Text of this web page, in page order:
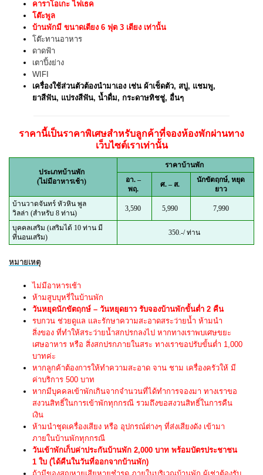
คาราโอเกะ ไฟเธค
โต๊ะพูล
บ้านพักมี ขนาดเตียง 6 ฟุต 3 เตียง เท่านั้น
โต๊ะทานอาหาร
ดาดฟ้า
เตาปิ้งย่าง
WIFI
เครื่องใช้ส่วนตัวต้องนำมาเอง เช่น ผ้าเช็ดตัว, สบู่, แชมพู,
ยาสีฟัน, แปรงสีฟัน, น้ำดื่ม, กระดาษทิชชู่, อื่นๆ
ราคานี้เป็นราคาพิเศษสำหรับลูกค้าที่จองห้องพักผ่านทาง
เว็บไซต์เราเท่านั้น
ประเภทบ้านพัก
(ไม่มีอาหารเช้า)
ราคาบ้านพัก
อา. –
พฤ.
ศ. – ส.
นักขัตฤกษ์, หยุด
ยาว
บ้านวาดจันทร์ หัวหิน พูล
วิลล่า (สำหรับ 8 ท่าน)
3,590 5,990 7,990
บุคคลเสริม (เสริมได้ 10 ท่าน มี
ที่นอนเสริม)
350.-/ ท่าน
หมายเหตุ
ไม่มีอาหารเช้า
ห้ามสูบบุหรี่ในบ้านพัก
วันหยุดนักขัตฤกษ์ – วันหยุดยาว รับจองบ้านพักขั้นต่ำ 2 คืน
รบกวน ช่วยดูแล และรักษาความสะอาดสระว่ายน้ำ ห้ามนำ
สิ่งของ ที่ทำให้สระว่ายน้ำสกปรกลงไป หากทางเราพบเศษขยะ
เศษอาหาร หรือ สิ่งสกปรกภายในสระ ทางเราขอปรับขั้นต่ำ 1,000
บาทค่ะ
หากลูกค้าต้องการให้ทำความสะอาด จาน ชาม เครื่องครัวให้ มี
ค่าบริการ 500 บาท
หากมีบุคคลเข้าพักเกินจากจำนวนที่ได้ทำการจองมา ทางเราขอ
สงวนสิทธิ์ในการเข้าพักทุกกรณี รวมถึงขอสงวนสิทธิ์ในการคืน
เงิน
ห้ามนำชุดเครื่องเสียง หรือ อุปกรณ์ต่างๆ ที่ส่งเสียงดัง เข้ามา
ภายในบ้านพักทุกกรณี
วันเข้าพักเก็บค่าประกันบ้านพัก 2,000 บาท พร้อมบัตรประชาชน
1 ใบ (ได้คืนในวันที่ออกจากบ้านพัก)